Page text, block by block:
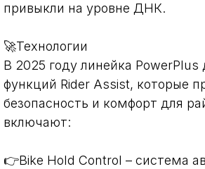
привыкли на уровне ДНК.
🚀Технологии
В 2025 году линейка
функций Rider Assist, которые
безопасность и комфорт для
включают:
👉Bike Hold Control – система